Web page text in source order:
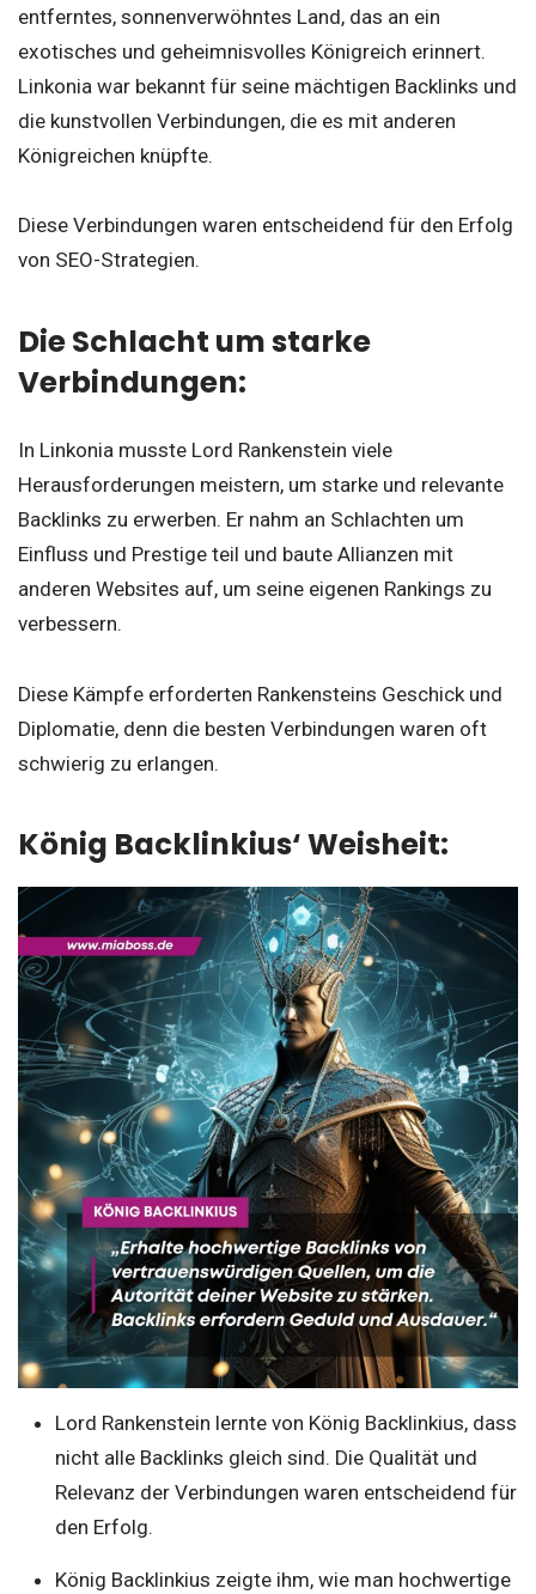
entferntes, sonnenverwöhntes Land, das an ein
exotisches und geheimnisvolles Königreich erinnert.
Linkonia war bekannt für seine mächtigen Backlinks und
die kunstvollen Verbindungen, die es mit anderen
Königreichen knüpfte.
Diese Verbindungen waren entscheidend für den Erfolg
von SEO-Strategien.
Die Schlacht um starke
Verbindungen:
In Linkonia musste Lord Rankenstein viele
Herausforderungen meistern, um starke und relevante
Backlinks zu erwerben. Er nahm an Schlachten um
Einfluss und Prestige teil und baute Allianzen mit
anderen Websites auf, um seine eigenen Rankings zu
verbessern.
Diese Kämpfe erforderten Rankensteins Geschick und
Diplomatie, denn die besten Verbindungen waren oft
schwierig zu erlangen.
König Backlinkius‘ Weisheit:
Lord Rankenstein lernte von König Backlinkius, dass
nicht alle Backlinks gleich sind. Die Qualität und
Relevanz der Verbindungen waren entscheidend für
den Erfolg.
König Backlinkius zeigte ihm, wie man hochwertige